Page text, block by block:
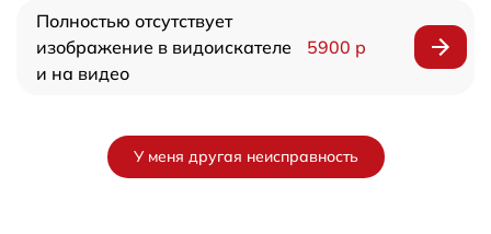
Полностью отсутствует
изображение в видоискателе
и на видео
5900 р
У меня другая неисправность